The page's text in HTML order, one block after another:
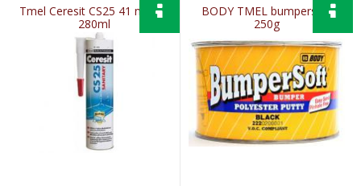
Tmel Ceresit CS25 41 natura
280ml
BODY TMEL bumpersoft
250g